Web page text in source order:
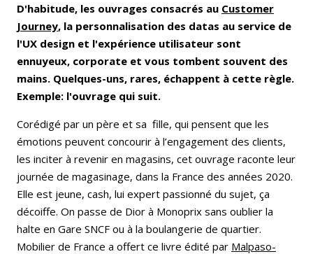
D'habitude, les ouvrages consacrés au Customer
Journey, la personnalisation des datas au service de
l'UX design et l'expérience utilisateur sont
ennuyeux, corporate et vous tombent souvent des
mains. Quelques-uns, rares, échappent à cette règle.
Exemple: l'ouvrage qui suit.
Corédigé par un père et sa fille, qui pensent que les
émotions peuvent concourir à l’engagement des clients,
les inciter à revenir en magasins, cet ouvrage raconte leur
journée de magasinage, dans la France des années 2020.
Elle est jeune, cash, lui expert passionné du sujet, ça
décoiffe. On passe de Dior à Monoprix sans oublier la
halte en Gare SNCF ou à la boulangerie de quartier.
Mobilier de France a offert ce livre édité par Malpaso-